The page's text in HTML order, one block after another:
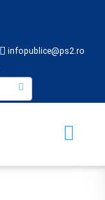
infopublice@ps2.ro